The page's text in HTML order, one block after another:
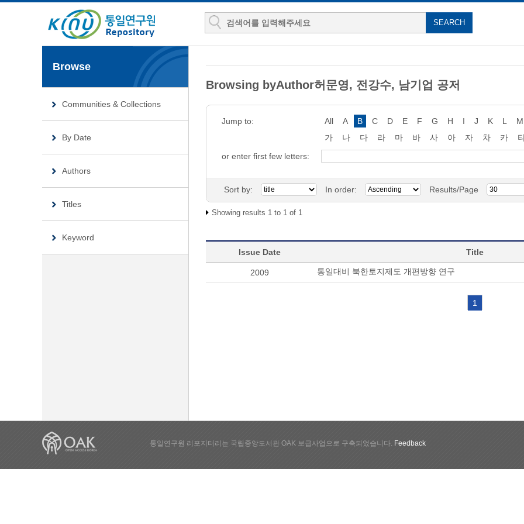
Browse
Communities & Collections
By Date
Authors
Titles
Keyword
Browsing byAuthor허문영, 전강수, 남기업 공저
Jump to: All A B C D E F G H I J K L M
가
나 다 라 마 바 사 아 자 차 카
or enter first few letters:
Sort by: In order: Results/Page
Showing results 1 to 1 of 1
Issue Date Title
2009 통일대비 북한토지제도 개편방향 연구
1
통일연구원 리포지터리는 국립중앙도서관 OAK 보급사업으로 구축되었습니다. Feedback